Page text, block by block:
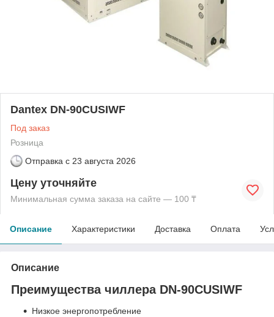
Dantex DN-90CUSIWF
Под заказ
Розница
Отправка с 23 августа 2026
Цену уточняйте
Минимальная сумма заказа на сайте — 100 ₸
Описание Характеристики Доставка Оплата
Описание
Преимущества чиллера DN-90CUSIWF
Низкое энергопотребление